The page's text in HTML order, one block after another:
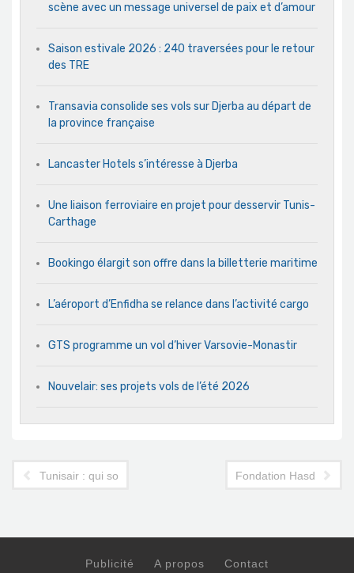
scène avec un message universel de paix et d’amour
Saison estivale 2026 : 240 traversées pour le retour
des TRE
Transavia consolide ses vols sur Djerba au départ de
la province française
Lancaster Hotels s’intéresse à Djerba
Une liaison ferroviaire en projet pour desservir Tunis-
Carthage
Bookingo élargit son offre dans la billetterie maritime
L’aéroport d’Enfidha se relance dans l’activité cargo
GTS programme un vol d’hiver Varsovie-Monastir
Nouvelair: ses projets vols de l’été 2026
Tunisair : qui sont les deux DGA de la compagnie ?
Fondation Hasdrubal :
Publicité A propos Contact